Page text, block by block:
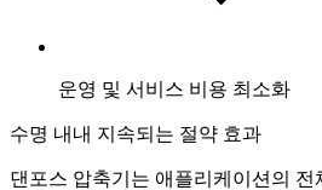
운영 및 서비스 비용 최소화
수명 내내 지속되는 절약 효과
댄포스 압축기는 애플리케이션의